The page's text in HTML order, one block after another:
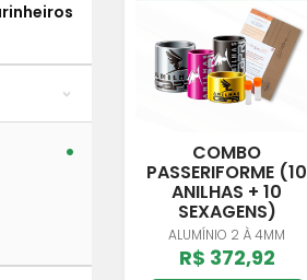
COMBO
PASSERIFORME (10
ANILHAS + 10
SEXAGENS)
ALUMÍNIO 2 À 4MM
R$ 372,92